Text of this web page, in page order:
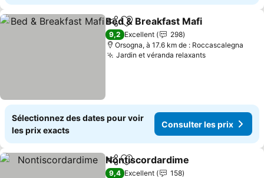
PartagerAjouter à mes favoris
Bed & Breakfast Mafi
9,2 Excellent
298
Orsogna, à 17.6 km de : Roccascalegna
Jardin et véranda relaxantsConsulter
Sélectionnez des dates pour voir
les prix exacts
Consulter les prix
PartagerAjouter à mes favoris
Nontiscordardime
9,4 Excellent
158